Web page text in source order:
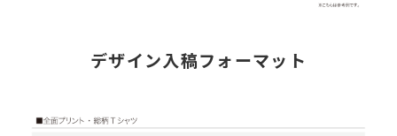
デザイン入稿フォーマット